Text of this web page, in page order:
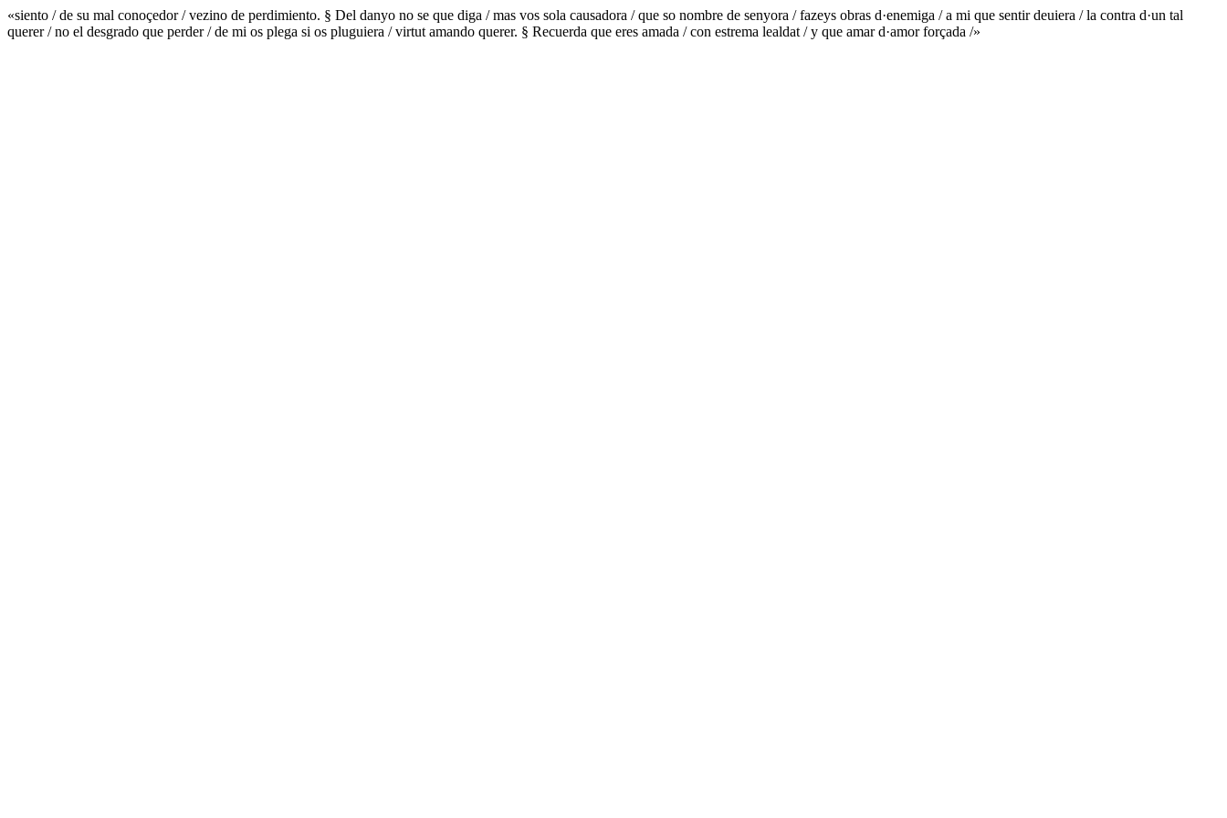
«siento / de su mal conoçedor / vezino de perdimiento. § Del danyo no se que diga / mas vos sola causadora / que so nombre de senyora / fazeys obras d·enemiga / a mi que sentir deuiera / la contra d·un tal
querer / no el desgrado que perder / de mi os plega si os pluguiera / virtut amando querer. § Recuerda que eres amada / con estrema lealdat / y que amar d·amor forçada /»